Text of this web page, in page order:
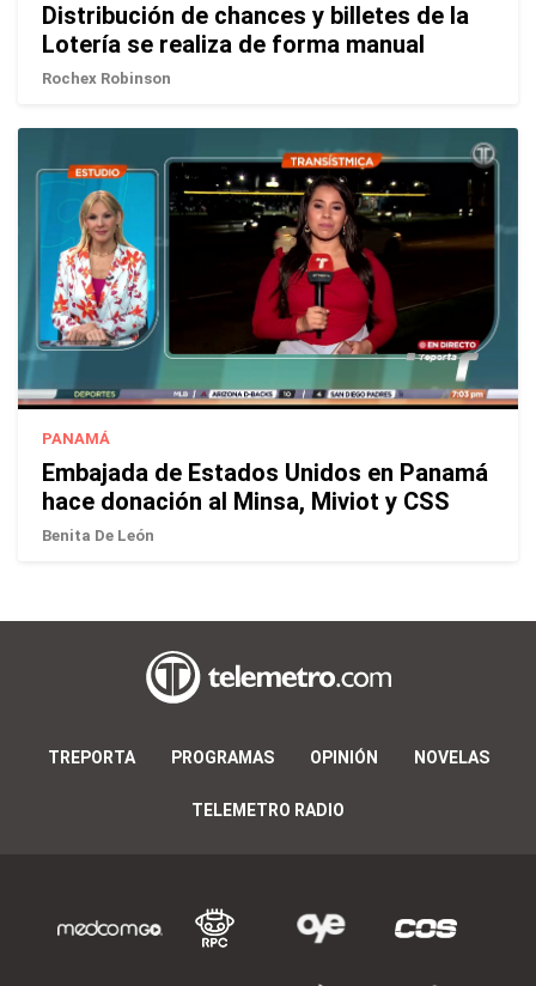
Distribución de chances y billetes de la
Lotería se realiza de forma manual
Rochex Robinson
PANAMÁ
Embajada de Estados Unidos en Panamá
hace donación al Minsa, Miviot y CSS
Benita De León
TREPORTA PROGRAMAS OPINIÓN NOVELAS
TELEMETRO RADIO